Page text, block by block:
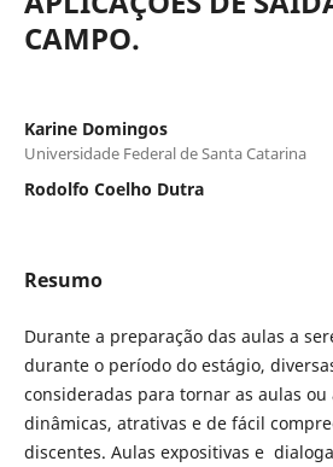
CAMPO.
Karine Domingos
Universidade Federal de Santa Catarina
Rodolfo Coelho Dutra
Resumo
Durante a preparação das aulas a
durante o período do estágio,
consideradas para tornar as aulas ou
dinâmicas, atrativas e de fácil
discentes. Aulas expositivas e